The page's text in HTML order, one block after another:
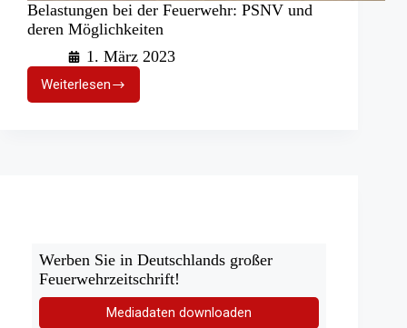
Belastungen bei der Feuerwehr: PSNV und
deren Möglichkeiten
1. März 2023
WeiterlesenBelastungen
bei
Werben Sie in Deutschlands großer
Feuerwehrzeitschrift!
Mediadaten downloaden